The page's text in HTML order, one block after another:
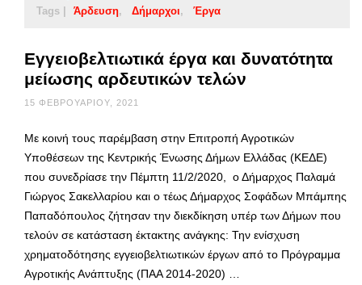
Tags | Άρδευση Δήμαρχοι Έργα
Εγγειοβελτιωτικά έργα και δυνατότητα
μείωσης αρδευτικών τελών
15 ΦΕΒΡΟΥΑΡΊΟΥ, 2021
Με κοινή τους παρέμβαση στην Επιτροπή Αγροτικών
Υποθέσεων της Κεντρικής Ένωσης Δήμων Ελλάδας (ΚΕΔΕ)
που συνεδρίασε την Πέμπτη 11/2/2020, ο Δήμαρχος Παλαμά
Γιώργος Σακελλαρίου και ο τέως Δήμαρχος Σοφάδων Μπάμπης
Παπαδόπουλος ζήτησαν την διεκδίκηση υπέρ των Δήμων που
τελούν σε κατάσταση έκτακτης ανάγκης: Την ενίσχυση
χρηματοδότησης εγγειοβελτιωτικών έργων από το Πρόγραμμα
Αγροτικής Ανάπτυξης (ΠΑΑ 2014-2020) …